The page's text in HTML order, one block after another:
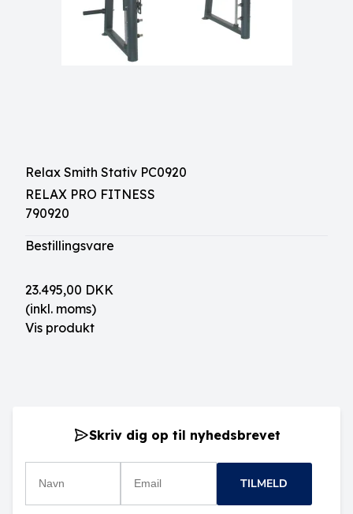
Relax Smith Stativ PC0920
RELAX PRO FITNESS
790920
Bestillingsvare
23.495,00 DKK
(inkl. moms)
Vis produkt
Skriv dig op til nyhedsbrevet
TILMELD